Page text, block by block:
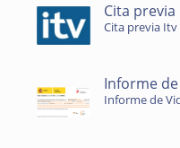
Cita previa
Cita previa Itv
Informe
Informe de